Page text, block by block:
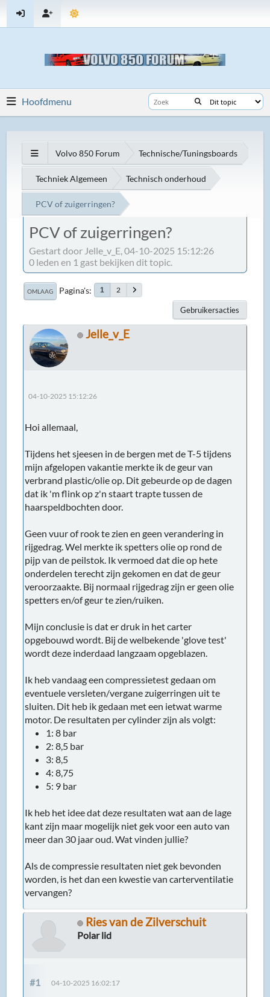
Hoofdmenu
Volvo 850 Forum Technische/Tuningsboards
Techniek Algemeen Technisch onderhoud
PCV of zuigerringen?
PCV of zuigerringen?
Gestart door Jelle_v_E, 04-10-2025 15:12:26
0 leden en 1 gast bekijken dit topic.
OMLAAG Pagina's 1 2
Gebruikersacties
Jelle_v_E
04-10-2025 15:12:26
Hoi allemaal,
Tijdens het sjeesen in de bergen met de T-5 tijdens
mijn afgelopen vakantie merkte ik de geur van
verbrand plastic/olie op. Dit gebeurde op de dagen
dat ik 'm flink op z'n staart trapte tussen de
haarspeldbochten door.
Geen vuur of rook te zien en geen verandering in
rijgedrag. Wel merkte ik spetters olie op rond de
pijp van de peilstok. Ik vermoed dat die op hete
onderdelen terecht zijn gekomen en dat de geur
veroorzaakte. Bij normaal rijgedrag zijn er geen olie
spetters en/of geur te zien/ruiken.
Mijn conclusie is dat er druk in het carter
opgebouwd wordt. Bij de welbekende 'glove test'
wordt deze inderdaad langzaam opgeblazen.
Ik heb vandaag een compressietest gedaan om
eventuele versleten/vergane zuigerringen uit te
sluiten. Dit heb ik gedaan met een ietwat warme
motor. De resultaten per cylinder zijn als volgt:
1: 8 bar
2: 8,5 bar
3: 8,5
4: 8,75
5: 9 bar
Ik heb het idee dat deze resultaten wat aan de lage
kant zijn maar mogelijk niet gek voor een auto van
meer dan 30 jaar oud. Wat vinden jullie?
Als de compressie resultaten niet gek bevonden
worden, is het dan een kwestie van carterventilatie
vervangen?
Ries van de Zilverschuit
Polar lid
#1 04-10-2025 16:02:17